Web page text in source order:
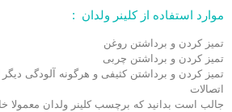
موارد استفاده از کلینر ولدان :
تمیز کردن و برداشتن روغن
تمیز کردن و برداشتن چربی
تمیز کردن و برداشتن کثیفی و هرگونه آلودگی
اتصالات
جالب است بدانید که برچسب کلینر ولدان معمولا